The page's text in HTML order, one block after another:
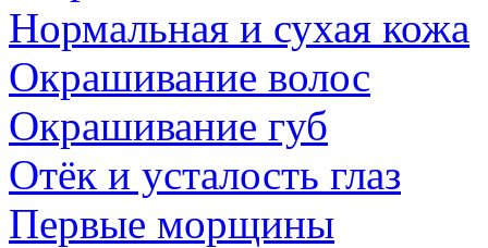
Нормальная и сухая кожа
Окрашивание волос
Окрашивание губ
Отёк и усталость глаз
Первые морщины